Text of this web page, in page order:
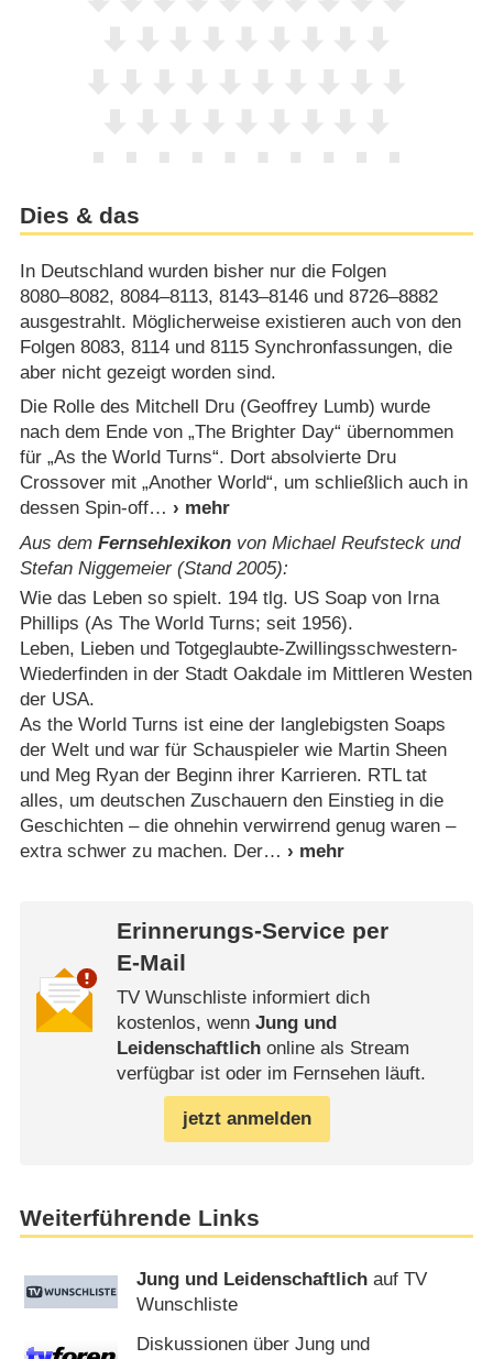
Dies & das
In Deutschland wurden bisher nur die Folgen
8080⁠–⁠8082, 8084⁠–⁠8113, 8143⁠–⁠8146 und 8726⁠–⁠8882
ausgestrahlt. Möglicherweise existieren auch von den
Folgen 8083, 8114 und 8115 Synchronfassungen, die
aber nicht gezeigt worden sind.
Die Rolle des Mitchell Dru (Geoffrey Lumb) wurde
nach dem Ende von „The Brighter Day“ übernommen
für „As the World Turns“. Dort absolvierte Dru
Crossover mit „Another World“, um schließlich auch in
dessen Spin-off
Aus dem Fernsehlexikonvon Michael Reufsteck und
Stefan Niggemeier (Stand 2005):
Wie das Leben so spielt. 194 tlg. US Soap von Irna
Phillips (As The World Turns; seit 1956).
Leben, Lieben und Totgeglaubte-Zwillingsschwestern-
Wiederfinden in der Stadt Oakdale im Mittleren Westen
der USA.
As the World Turns ist eine der langlebigsten Soaps
der Welt und war für Schauspieler wie Martin Sheen
und Meg Ryan der Beginn ihrer Karrieren. RTL tat
alles, um deutschen Zuschauern den Einstieg in die
Geschichten – die ohnehin verwirrend genug waren –
extra schwer zu machen. Der
Erinnerungs-Service per
E-Mail
TV Wunschliste informiert dich
kostenlos, wenn Jung und
Leidenschaftlichonline als Stream
verfügbar ist oder im Fernsehen läuft.
jetzt anmelden
Weiterführende Links
Jung und Leidenschaftlich auf TV
Wunschliste
Diskussionen über Jung und